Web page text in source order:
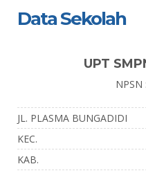
Data Sekolah
UPT
NPSN
JL. PLASMA BUNGADIDI
KEC.
KAB.